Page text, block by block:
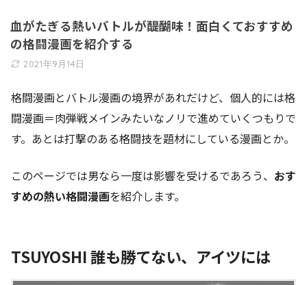
血がたぎる熱いバトルが醍醐味！面白くておすすめ
の格闘漫画を紹介する
2021年9月14日
格闘漫画とバトル漫画の境界があれだけど、個人的には格
闘漫画＝肉弾戦メインみたいなノリで進めていくつもりで
す。あとは打撃のある格闘技を題材にしている漫画とか。
このページでは男なら一度は影響を受けるであろう、 おす
すめの熱い格闘漫画を紹介します。
TSUYOSHI 誰も勝てない、アイツには